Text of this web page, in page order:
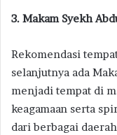
3. Makam Syekh
Rekomendasi
selanjutnya ada
menjadi tempat di
keagamaan serta
dari berbagai